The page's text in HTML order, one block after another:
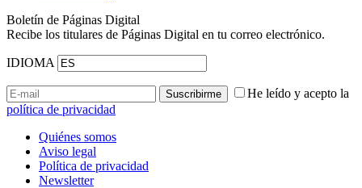
Boletín de Páginas Digital
Recibe los titulares de Páginas Digital en tu correo electrónico.
IDIOMA
He leído y acepto la
política de privacidad
Quiénes somos
Aviso legal
Política de privacidad
Newsletter